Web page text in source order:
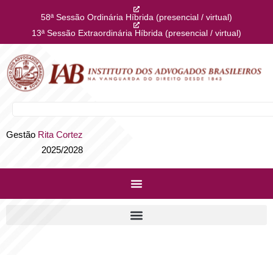
58ª Sessão Ordinária Híbrida (presencial / virtual)
13ª Sessão Extraordinária Híbrida (presencial / virtual)
Gestão Rita Cortez
2025/2028